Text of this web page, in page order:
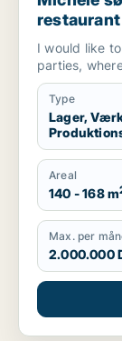
salg i
I would like
parties,
Type
Lager,
Areal
140 - 168 m
Max. per
2.000.000